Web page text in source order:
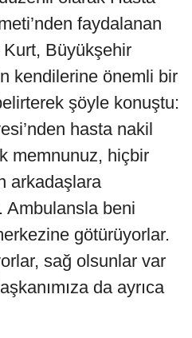
faydalanan
Kurt, Büyükşehir
kendilerine önemli bir
şöyle konuştu:
hasta nakil
memnunuz, hiçbir
arkadaşlara
Ambulansla beni
götürüyorlar.
sağ olsunlar var
da ayrıca